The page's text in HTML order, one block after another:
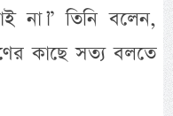
তিনি বলেন,
কাছে সত্য বলতে